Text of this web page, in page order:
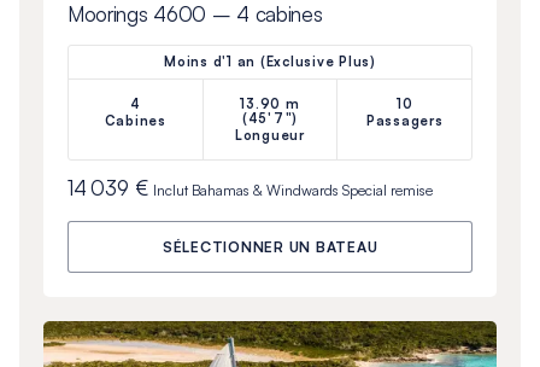
Moorings 4600 – 4 cabines
Moins d'1 an (Exclusive Plus)
4
Cabines
13.90 m
(45'7")
Longueur
10
Passagers
14 039 € Inclut Bahamas & Windwards Special remise
SÉLECTIONNER UN BATEAU